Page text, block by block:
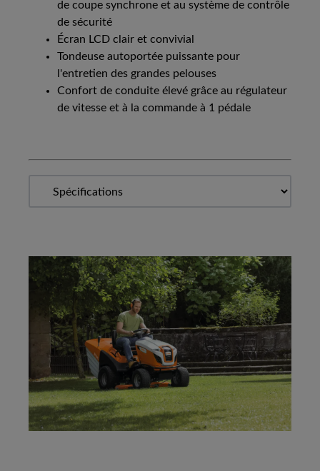
de coupe synchrone et au système de contrôle
de sécurité
Écran LCD clair et convivial
Tondeuse autoportée puissante pour
l'entretien des grandes pelouses
Confort de conduite élevé grâce au régulateur
de vitesse et à la commande à 1 pédale